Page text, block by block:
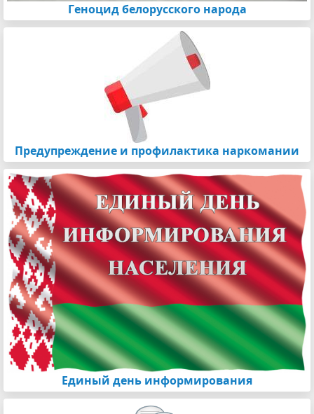
Геноцид белорусского народа
Предупреждение и профилактика наркомании
Единый день информирования